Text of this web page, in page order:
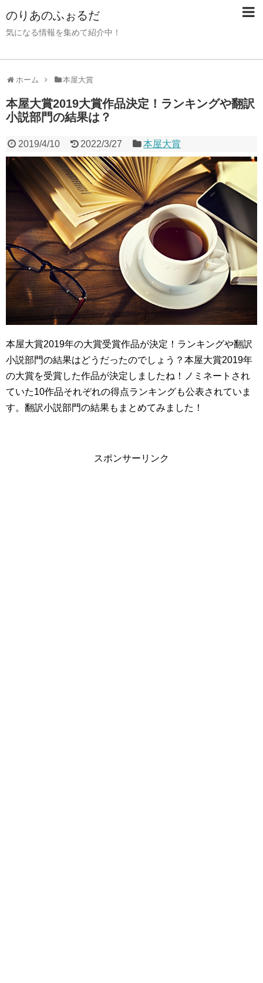
のりあのふぉるだ
気になる情報を集めて紹介中！
ホーム 本屋大賞
本屋大賞2019大賞作品決定！ランキングや翻訳
小説部門の結果は？
2019/4/10 2022/3/27 本屋大賞
本屋大賞2019年の大賞受賞作品が決定！ランキングや翻訳
小説部門の結果はどうだったのでしょう？本屋大賞2019年
の大賞を受賞した作品が決定しましたね！ノミネートされ
ていた10作品それぞれの得点ランキングも公表されていま
す。翻訳小説部門の結果もまとめてみました！
スポンサーリンク